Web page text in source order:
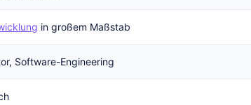
in großem Maßstab
Software-Engineering